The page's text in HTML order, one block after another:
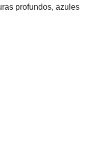
profundos, azules